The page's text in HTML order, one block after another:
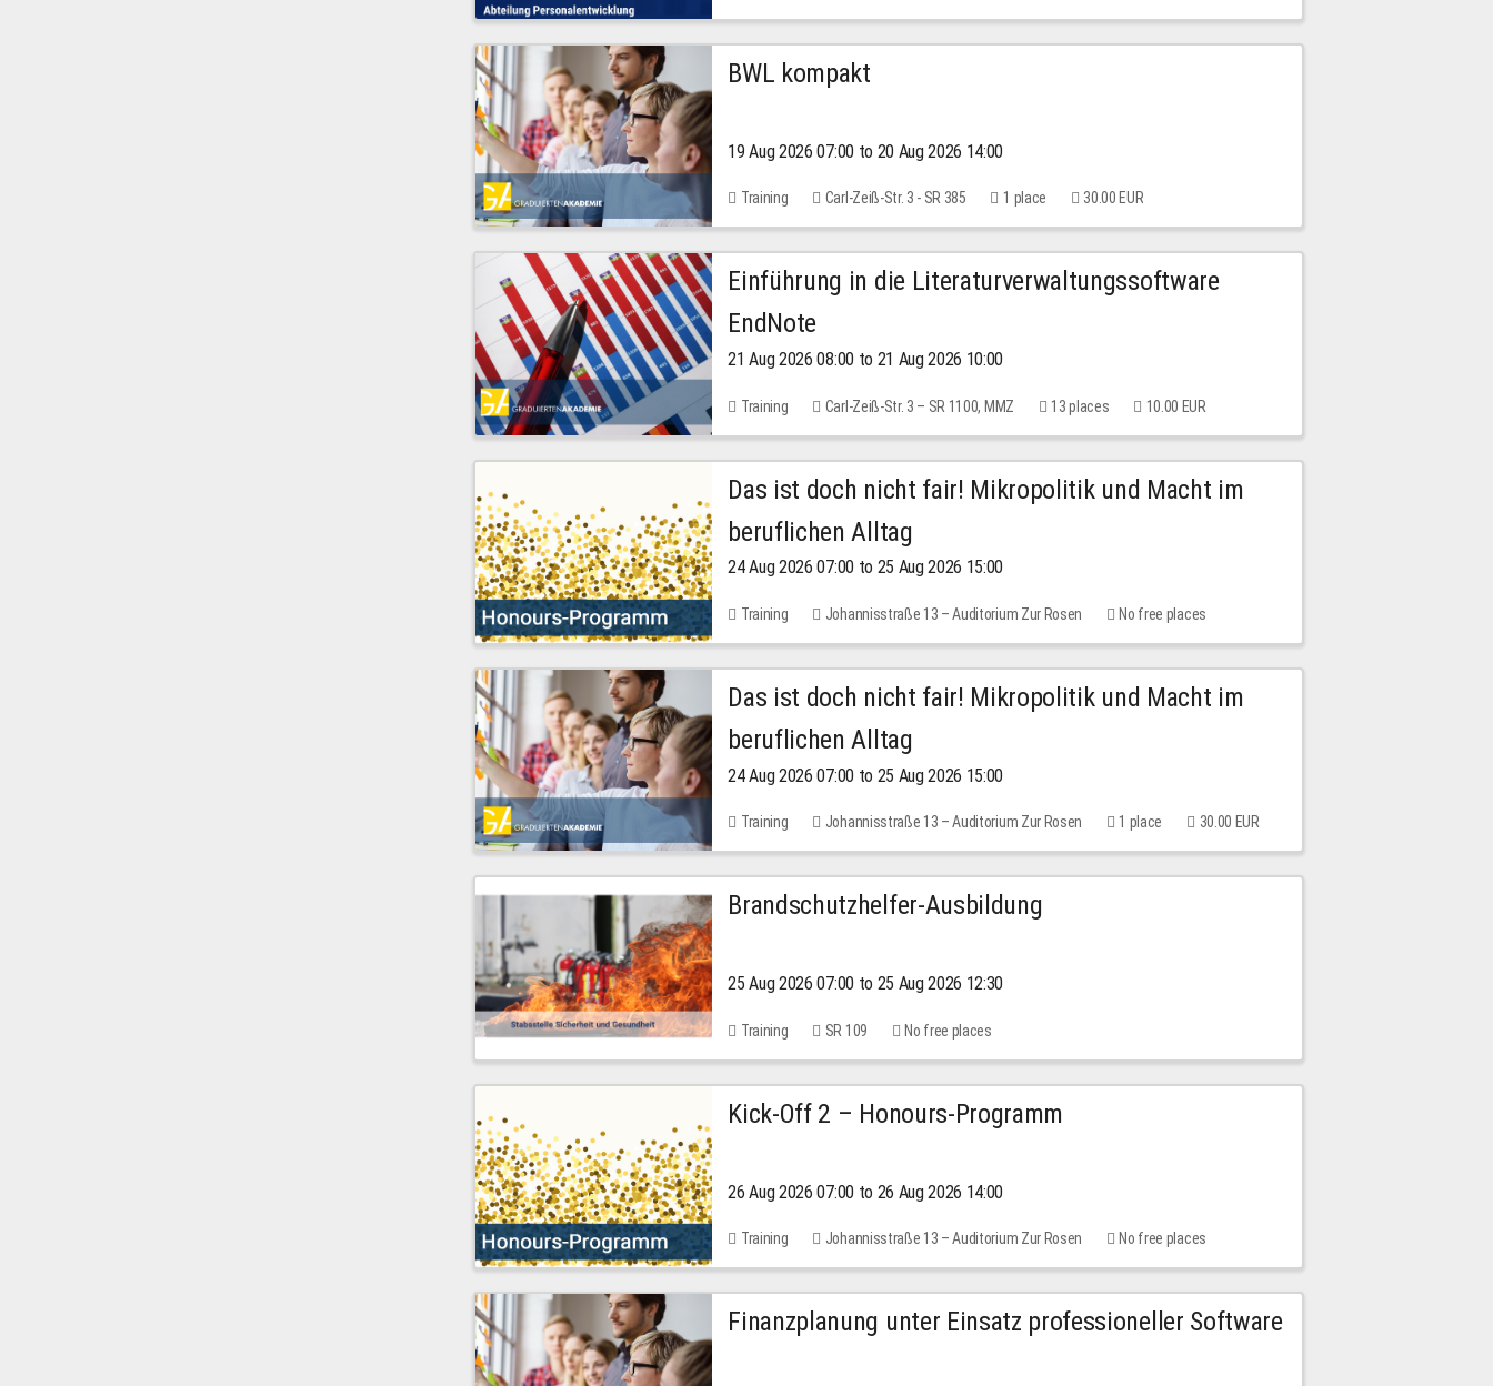
BWL kompakt
19 Aug 2026 07:00 to 20 Aug 2026 14:00
Training Carl-Zeiß-Str. 3 - SR 385 1 place 30.00 EUR
Einführung in die Literaturverwaltungssoftware
EndNote
21 Aug 2026 08:00 to 21 Aug 2026 10:00
Training Carl-Zeiß-Str. 3 – SR 1100, MMZ 13 places 10.00 EUR
Das ist doch nicht fair! Mikropolitik und Macht im
beruflichen Alltag
24 Aug 2026 07:00 to 25 Aug 2026 15:00
Training Johannisstraße 13 – Auditorium Zur Rosen No free places
Das ist doch nicht fair! Mikropolitik und Macht im
beruflichen Alltag
24 Aug 2026 07:00 to 25 Aug 2026 15:00
Training Johannisstraße 13 – Auditorium Zur Rosen 1 place 30.00 EUR
Brandschutzhelfer-Ausbildung
25 Aug 2026 07:00 to 25 Aug 2026 12:30
Training SR 109 No free places
Kick-Off 2 – Honours-Programm
26 Aug 2026 07:00 to 26 Aug 2026 14:00
Training Johannisstraße 13 – Auditorium Zur Rosen No free places
Finanzplanung unter Einsatz professioneller Software